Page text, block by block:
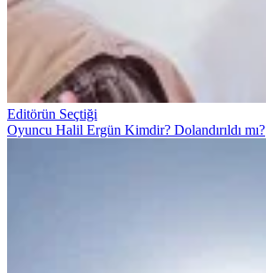
Editörün Seçtiği
Oyuncu Halil Ergün Kimdir? Dolandırıldı mı?